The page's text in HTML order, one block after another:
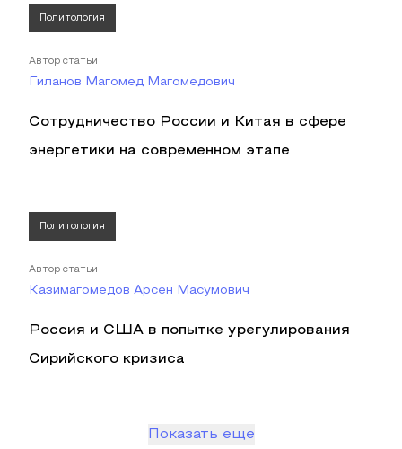
Политология
Автор статьи
Гиланов Магомед Магомедович
Сотрудничество России и Китая в сфере
энергетики на современном этапе
Политология
Автор статьи
Казимагомедов Арсен Масумович
Россия и США в попытке урегулирования
Сирийского кризиса
Показать еще